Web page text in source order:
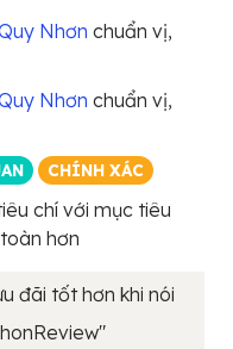
Nhơn chuẩn vị,
Nhơn chuẩn vị,
CHÍNH XÁC
chí với mục tiêu
hơn
đãi tốt hơn khi nói